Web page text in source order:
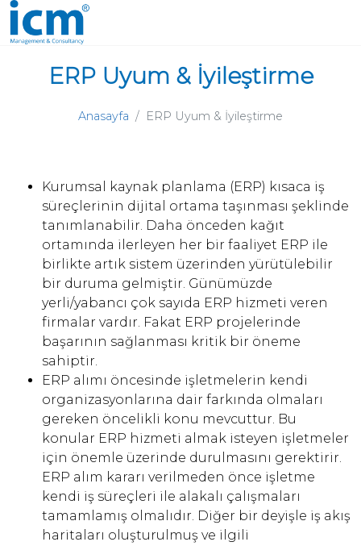
ERP Uyum & İyileştirme
Anasayfa ERP Uyum & İyileştirme
Kurumsal kaynak planlama (ERP) kısaca iş
süreçlerinin dijital ortama taşınması şeklinde
tanımlanabilir. Daha önceden kağıt
ortamında ilerleyen her bir faaliyet ERP ile
birlikte artık sistem üzerinden yürütülebilir
bir duruma gelmiştir. Günümüzde
yerli/yabancı çok sayıda ERP hizmeti veren
firmalar vardır. Fakat ERP projelerinde
başarının sağlanması kritik bir öneme
sahiptir.
ERP alımı öncesinde işletmelerin kendi
organizasyonlarına dair farkında olmaları
gereken öncelikli konu mevcuttur. Bu
konular ERP hizmeti almak isteyen işletmeler
için önemle üzerinde durulmasını gerektirir.
ERP alım kararı verilmeden önce işletme
kendi iş süreçleri ile alakalı çalışmaları
tamamlamış olmalıdır. Diğer bir deyişle iş akış
haritaları oluşturulmuş ve ilgili